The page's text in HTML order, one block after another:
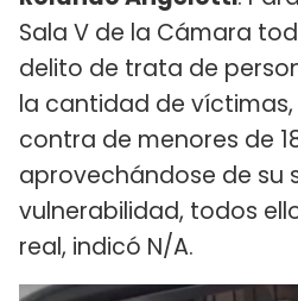
Sala V de la Cámara
delito de trata de
la cantidad de
contra de menores de
aprovechándose de su
vulnerabilidad, todos
real, indicó N/A.